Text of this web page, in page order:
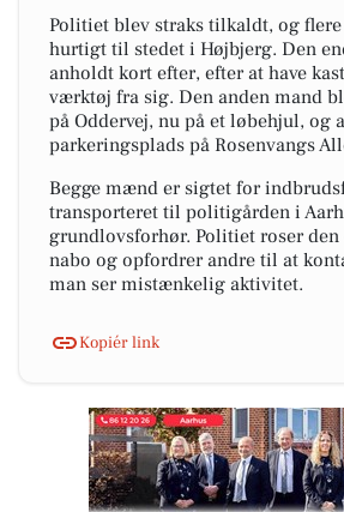
Politiet blev straks tilkaldt, og
hurtigt til stedet i Højbjerg. Den
anholdt kort efter, efter at have
værktøj fra sig. Den anden mand
på Oddervej, nu på et løbehjul, og
parkeringsplads på Rosenvangs
Begge mænd er sigtet for
transporteret til politigården i
grundlovsforhør. Politiet roser
nabo og opfordrer andre til at
man ser mistænkelig aktivitet.
Kopiér link